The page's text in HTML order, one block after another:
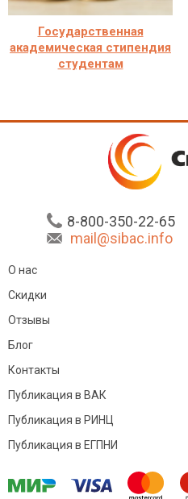
Государственная
академическая стипендия
студентам
8-800-350-22-65
mail@sibac.info
О нас
Скидки
Отзывы
Блог
Контакты
Публикация в ВАК
Публикация в РИНЦ
Публикация в ЕГПНИ